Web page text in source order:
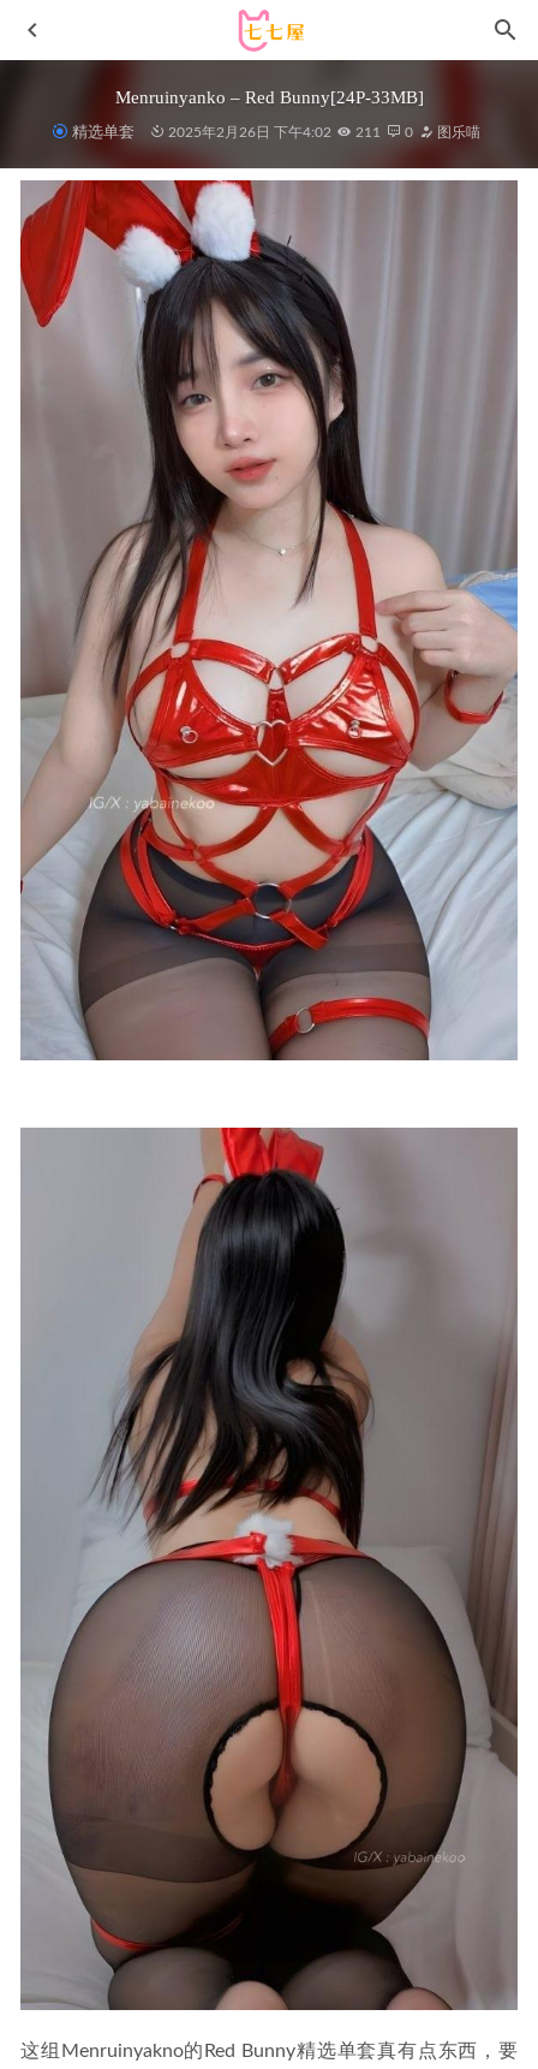
Menruinyanko – Red Bunny[24P-33MB]
精选单套 2025年2月26日 下午4:02 211 0 图乐喵
这组Menruinyakno的Red Bunny精选单套真有点东西，要
[微密圈]乙醇子呀 –圆滚滚的球[24P-83MB]
[Xiuren秀人网]2023.05.29 NO.6820 波巧酱[88+1P／864MB]
秀人网 – 2021.03.09 VOL.3183 唐安琪[78+1P776M]
柒柒要乖哦 –NO.011 2021圣诞2[58P1V/2.11GB]
Min.E (민이) – NO.33 LEHF207 [60P-240MB]
2025-08-01